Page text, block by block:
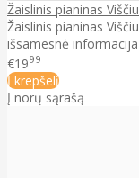
Žaislinis pianinas
Žaislinis pianinas
išsamesnė
€1999
Į krepšelį
Į norų sąrašą